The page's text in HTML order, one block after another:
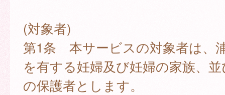
(対象者)
第1条 本サービスの対象者は、
を有する妊婦及び妊婦の家族、
の保護者とします。